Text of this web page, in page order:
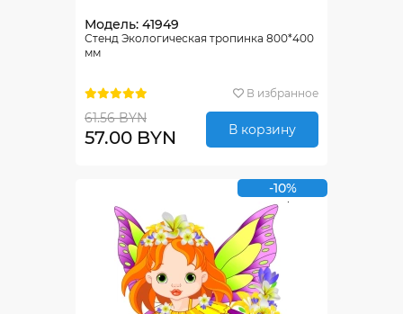
Модель: 41949
Стенд Экологическая тропинка 800*400
мм
В избранное
61.56 BYN
57.00 BYN В корзину
-10%